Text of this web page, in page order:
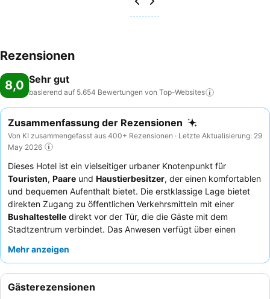
Rezensionen
8,0 Sehr gut
basierend auf 5.654 Bewertungen von Top-Websites
Zusammenfassung der Rezensionen
Von KI zusammengefasst aus 400+ Rezensionen · Letzte Aktualisierung: 29
May 2026
Dieses Hotel ist ein vielseitiger urbaner Knotenpunkt für
Touristen, Paare und Haustierbesitzer, der einen komfortablen
und bequemen Aufenthalt bietet. Die erstklassige Lage bietet
direkten Zugang zu öffentlichen Verkehrsmitteln mit einer
Bushaltestelle direkt vor der Tür, die die Gäste mit dem
Stadtzentrum verbindet. Das Anwesen verfügt über einen
nach einem Erkundungstag bietet. Die Gäste loben stets die
abwechslungsreiche
Erlebnis sollten Gäste ein Zimmer mit Gartenblick anfragen.
Mehr anzeigen
Gästerezensionen